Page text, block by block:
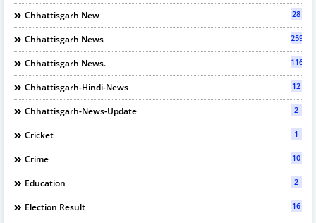
Chhattisgarh New 28
Chhattisgarh News 2594
Chhattisgarh News. 116
Chhattisgarh-Hindi-News 12
Chhattisgarh-News-Update 2
Cricket 1
Crime 10
Education 2
Election Result 16